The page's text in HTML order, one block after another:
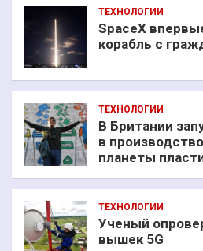
ТЕХНОЛОГИИ
SpaceX
корабль с
ТЕХНОЛОГИИ
В Британии
в
планеты
ТЕХНОЛОГИИ
Ученый
вышек 5G